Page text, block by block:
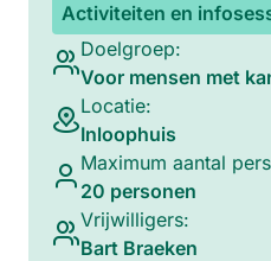
Activiteiten en
Doelgroep:
Voor mensen met
Locatie:
Inloophuis
Maximum aantal
20 personen
Vrijwilligers:
Bart Braeken